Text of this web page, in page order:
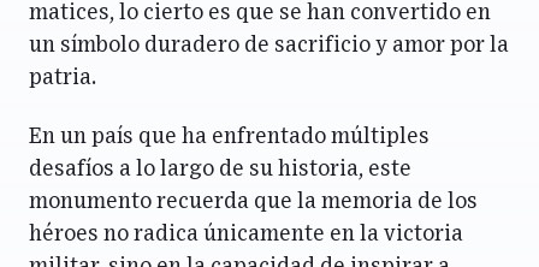
matices, lo cierto es que se han convertido en
un símbolo duradero de sacrificio y amor por la
patria.
En un país que ha enfrentado múltiples
desafíos a lo largo de su historia, este
monumento recuerda que la memoria de los
héroes no radica únicamente en la victoria